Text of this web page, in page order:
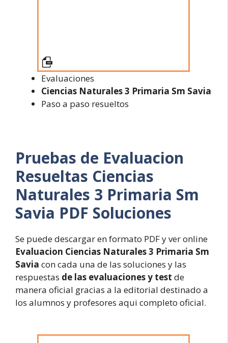
Evaluaciones
Ciencias Naturales 3 Primaria Sm Savia
Paso a paso resueltos
Pruebas de Evaluacion
Resueltas Ciencias
Naturales 3 Primaria Sm
Savia PDF Soluciones
Se puede descargar en formato PDF y ver online
Evaluacion Ciencias Naturales 3 Primaria Sm
Savia con cada una de las soluciones y las
respuestas de las evaluaciones y test de
manera oficial gracias a la editorial destinado a
los alumnos y profesores aqui completo oficial.